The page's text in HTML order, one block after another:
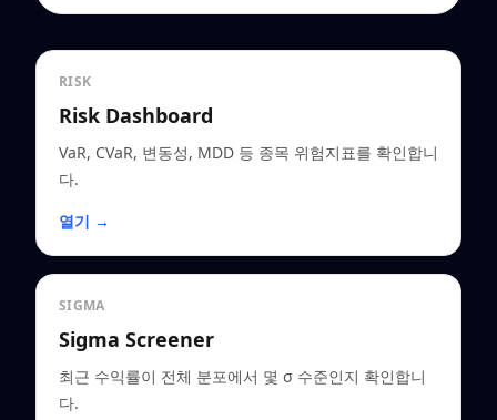
RISK
Risk Dashboard
VaR, CVaR, 변동성, MDD 등 종목 위험지표를 확인합니
다.
열기 →
SIGMA
Sigma Screener
최근 수익률이 전체 분포에서 몇 σ 수준인지 확인합니
다.